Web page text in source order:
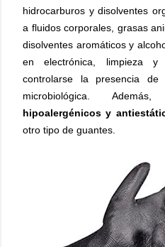
hidrocarburos y disolventes
a fluidos corporales, grasas
disolventes aromáticos y
en electrónica, limpieza
controlarse la presencia de
microbiológica.
hipoalergénicos y
otro tipo de guantes.